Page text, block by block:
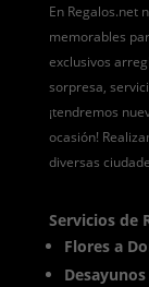
En Regalos.net
memorables
exclusivos
sorpresa,
¡tendremos
ocasión!
diversas
Servicios de
Flores a